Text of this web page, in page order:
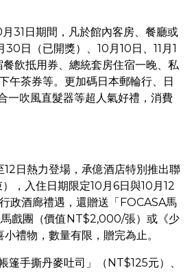
31日期間，凡於館內客房、餐廳或
日（已開獎）、10月10日、11月1
飲抵用券、總統套房住宿一晚、私
午茶券等。更加碼日本郵輪行、日
吹風直髮器等超人氣好禮，消費
日熱力登場，承億酒店特別推出聯
，入住日期限定10月6日與10月12
政酒廊禮遇，還贈送「FOCASA馬
戲團（價值NT$2,000/張）或《少
禮物，數量有限，贈完為止。
手撕丹麥吐司」（NT$125元）、